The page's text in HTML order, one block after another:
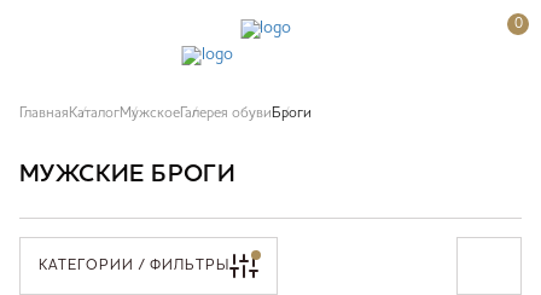
0
Главная КаталогМужское Галерея обувиБроги
МУЖСКИЕ БРОГИ
КАТЕГОРИИ / ФИЛЬТРЫ